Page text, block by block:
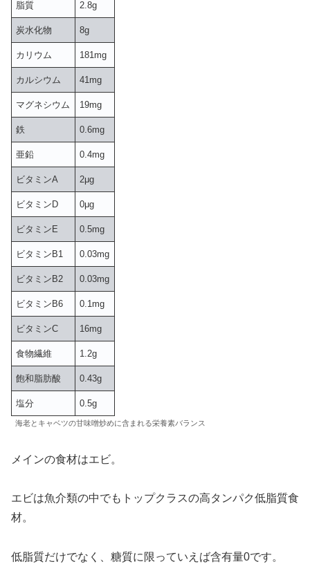
脂質 2.8g
炭水化物 8g
カリウム 181mg
カルシウム 41mg
マグネシウム 19mg
鉄 0.6mg
亜鉛 0.4mg
ビタミンA 2μg
ビタミンD 0μg
ビタミンE 0.5mg
ビタミンB1 0.03mg
ビタミンB2 0.03mg
ビタミンB6 0.1mg
ビタミンC 16mg
食物繊維 1.2g
飽和脂肪酸 0.43g
塩分 0.5g
海老とキャベツの甘味噌炒めに含まれる栄養素バランス
メインの食材はエビ。
エビは魚介類の中でもトップクラスの高タンパク低脂質食
材。
低脂質だけでなく、糖質に限っていえば含有量0です。